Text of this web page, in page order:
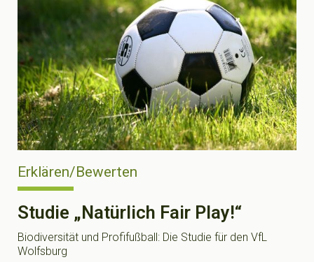
Erklären/Bewerten
Studie „Natürlich Fair Play!“
Biodiversität und Profifußball: Die Studie für den VfL
Wolfsburg